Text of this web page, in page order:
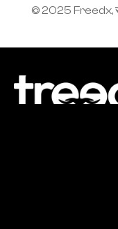
© 2025 Freedx,